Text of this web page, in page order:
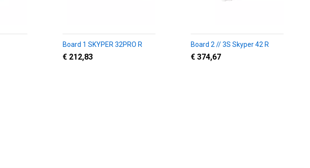
Board 1 SKYPER 32PRO R
€ 212,83
Board 2 // 3S Skyper 42 R
€ 374,67